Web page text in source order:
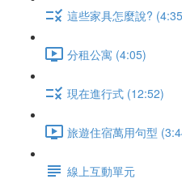
這些家具怎麼說?
分租公寓 (4:05)
現在進行式 (12:52)
旅遊住宿萬用句型
線上互動單元